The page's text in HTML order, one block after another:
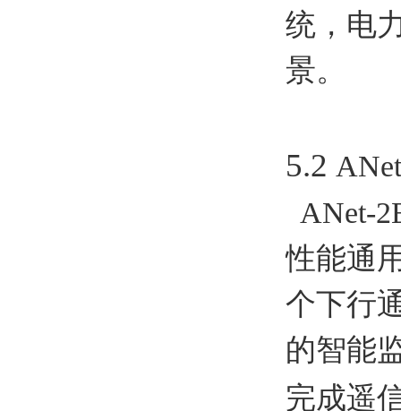
统，电
景。
5.2
ANet-
性能通
个下行
的智能
完成遥